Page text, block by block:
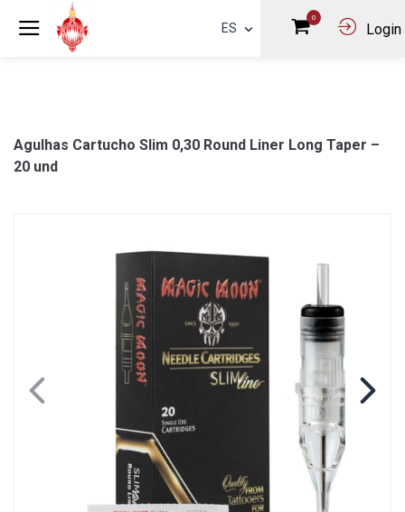
ES
0
Login
Agulhas Cartucho Slim 0,30 Round Liner Long Taper –
20 und